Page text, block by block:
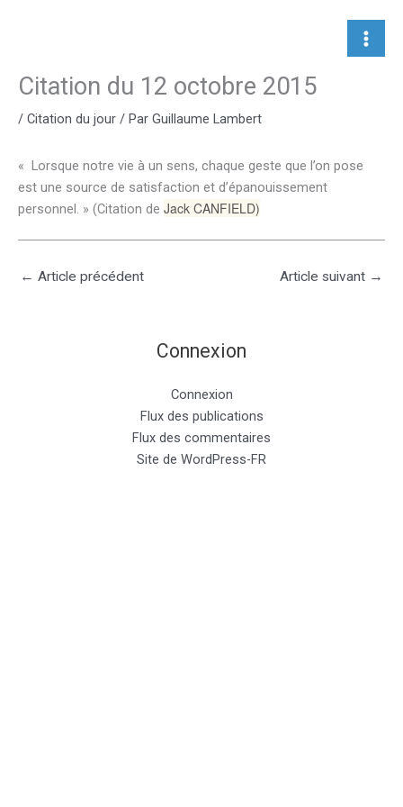
Citation du 12 octobre 2015
/ Citation du jour / Par Guillaume Lambert
« Lorsque notre vie à un sens, chaque geste que l’on pose
est une source de satisfaction et d’épanouissement
personnel. » (Citation de Jack CANFIELD)
← Article précédent Article suivant →
Connexion
Connexion
Flux des publications
Flux des commentaires
Site de WordPress-FR